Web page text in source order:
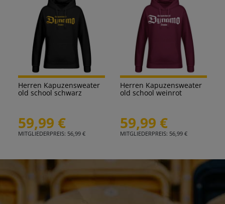
Herren Kapuzensweater
old school schwarz
59,99 €
MITGLIEDERPREIS: 56,99 €
Herren Kapuzensweater
old school weinrot
59,99 €
MITGLIEDERPREIS: 56,99 €